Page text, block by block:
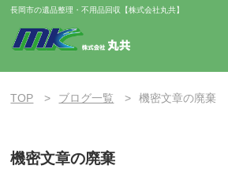
長岡市の遺品整理・不用品回収【株式会社丸共】
TOP ブログ一覧 機密文章の廃棄
機密文章の廃棄